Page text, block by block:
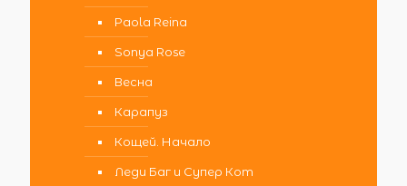
Paola Reina
Sonya Rose
Весна
Карапуз
Кощей. Начало
Леди Баг и Супер Кот